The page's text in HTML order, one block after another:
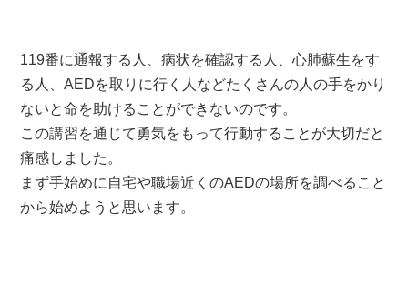
119番に通報する人、病状を確認する人、心肺蘇生をす
る人、AEDを取りに行く人などたくさんの人の手をかり
ないと命を助けることができないのです。
この講習を通じて勇気をもって行動することが大切だと
痛感しました。
まず手始めに自宅や職場近くのAEDの場所を調べること
から始めようと思います。